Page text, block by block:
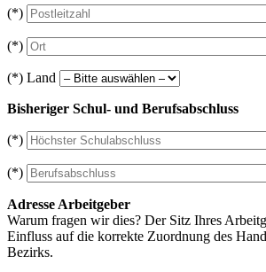
(*)
(*)
(*) Land
Bisheriger Schul- und Berufsabschluss
(*)
(*)
Adresse Arbeitgeber
Warum fragen wir dies? Der Sitz Ihres
Einfluss auf die korrekte Zuordnung des
Bezirks.